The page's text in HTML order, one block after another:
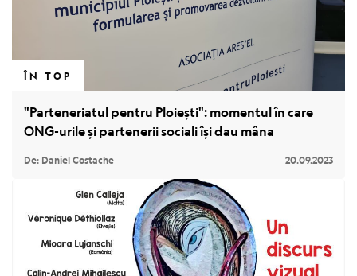
ÎN TOP
"Parteneriatul pentru Ploiești": momentul în care
ONG-urile și partenerii sociali își dau mâna
De: Daniel Costache 20.09.2023